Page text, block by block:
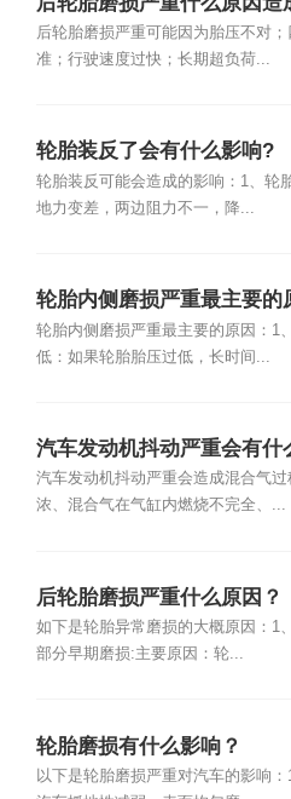
后轮胎磨损严重可能因为胎压不对；
准；行驶速度过快；长期超负荷...
轮胎装反了会有什么影响?
轮胎装反可能会造成的影响：1、轮
地力变差，两边阻力不一，降...
轮胎内侧磨损严重最主要的
轮胎内侧磨损严重最主要的原因：1
低：如果轮胎胎压过低，长时间...
汽车发动机抖动严重会有什
汽车发动机抖动严重会造成混合气过
浓、混合气在气缸内燃烧不完全、...
后轮胎磨损严重什么原因？
如下是轮胎异常磨损的大概原因：1
部分早期磨损:主要原因：轮...
轮胎磨损有什么影响？
以下是轮胎磨损严重对汽车的影响：